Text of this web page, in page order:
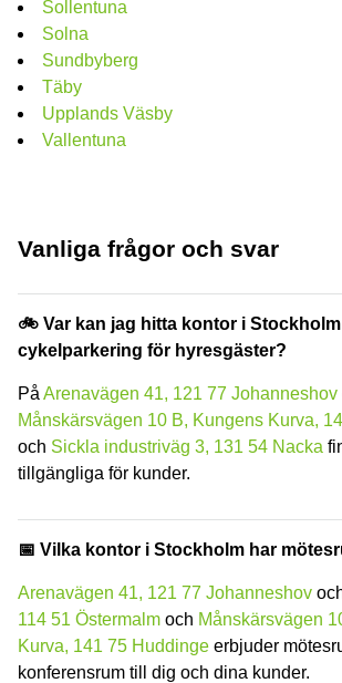
Sollentuna
Solna
Sundbyberg
Täby
Upplands Väsby
Vallentuna
Vanliga frågor och svar
🚲 Var kan jag hitta kontor i
cykelparkering för hyresgäster?
På Arenavägen 41, 121 77 Johanneshov
Månskärsvägen 10 B, Kungens Kurva,
och Sickla industriväg 3, 131 54 Nacka
tillgängliga för kunder.
📅 Vilka kontor i Stockholm har
Arenavägen 41, 121 77 Johanneshov
114 51 Östermalm och Månskärsvägen
Kurva, 141 75 Huddinge erbjuder
konferensrum till dig och dina kunder.